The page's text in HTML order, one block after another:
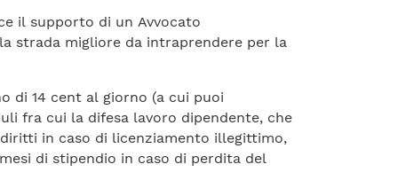
il supporto di un Avvocato
strada migliore da intraprendere per la
di 14 cent al giorno (a cui puoi
fra cui la difesa lavoro dipendente, che
in caso di licenziamento illegittimo,
di stipendio in caso di perdita del